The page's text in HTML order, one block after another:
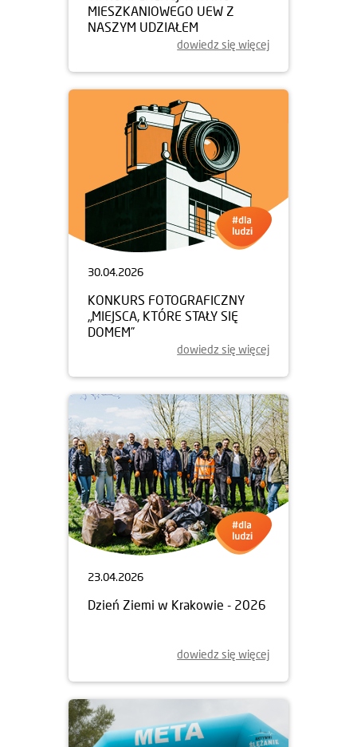
MIESZKANIOWEGO UEW Z
NASZYM UDZIAŁEM
dowiedz się więcej
30.04.2026
KONKURS FOTOGRAFICZNY
„MIEJSCA, KTÓRE STAŁY SIĘ
DOMEM”
dowiedz się więcej
23.04.2026
Dzień Ziemi w Krakowie - 2026
dowiedz się więcej